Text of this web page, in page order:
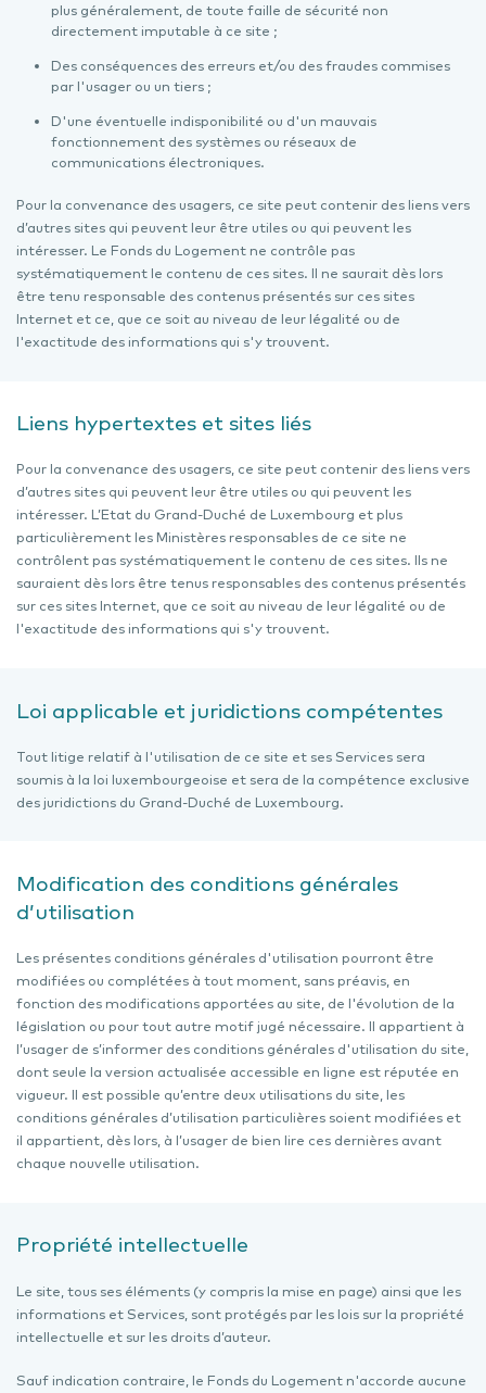
plus généralement, de toute faille de sécurité non
directement imputable à ce site ;
Des conséquences des erreurs et/ou des fraudes commises
par l'usager ou un tiers ;
D'une éventuelle indisponibilité ou d'un mauvais
fonctionnement des systèmes ou réseaux de
communications électroniques.
Pour la convenance des usagers, ce site peut contenir des liens vers
d’autres sites qui peuvent leur être utiles ou qui peuvent les
intéresser. Le Fonds du Logement ne contrôle pas
systématiquement le contenu de ces sites. Il ne saurait dès lors
être tenu responsable des contenus présentés sur ces sites
Internet et ce, que ce soit au niveau de leur légalité ou de
l'exactitude des informations qui s'y trouvent.
Liens hypertextes et sites liés
Pour la convenance des usagers, ce site peut contenir des liens vers
d’autres sites qui peuvent leur être utiles ou qui peuvent les
intéresser. L’Etat du Grand-Duché de Luxembourg et plus
particulièrement les Ministères responsables de ce site ne
contrôlent pas systématiquement le contenu de ces sites. Ils ne
sauraient dès lors être tenus responsables des contenus présentés
sur ces sites Internet, que ce soit au niveau de leur légalité ou de
l'exactitude des informations qui s'y trouvent.
Loi applicable et juridictions compétentes
Tout litige relatif à l'utilisation de ce site et ses Services sera
soumis à la loi luxembourgeoise et sera de la compétence exclusive
des juridictions du Grand-Duché de Luxembourg.
Modification des conditions générales
d’utilisation
Les présentes conditions générales d'utilisation pourront être
modifiées ou complétées à tout moment, sans préavis, en
fonction des modifications apportées au site, de l'évolution de la
législation ou pour tout autre motif jugé nécessaire. Il appartient à
l’usager de s’informer des conditions générales d'utilisation du site,
dont seule la version actualisée accessible en ligne est réputée en
vigueur. Il est possible qu’entre deux utilisations du site, les
conditions générales d’utilisation particulières soient modifiées et
il appartient, dès lors, à l’usager de bien lire ces dernières avant
chaque nouvelle utilisation.
Propriété intellectuelle
Le site, tous ses éléments (y compris la mise en page) ainsi que les
informations et Services, sont protégés par les lois sur la propriété
intellectuelle et sur les droits d’auteur.
Sauf indication contraire, le Fonds du Logement n'accorde aucune